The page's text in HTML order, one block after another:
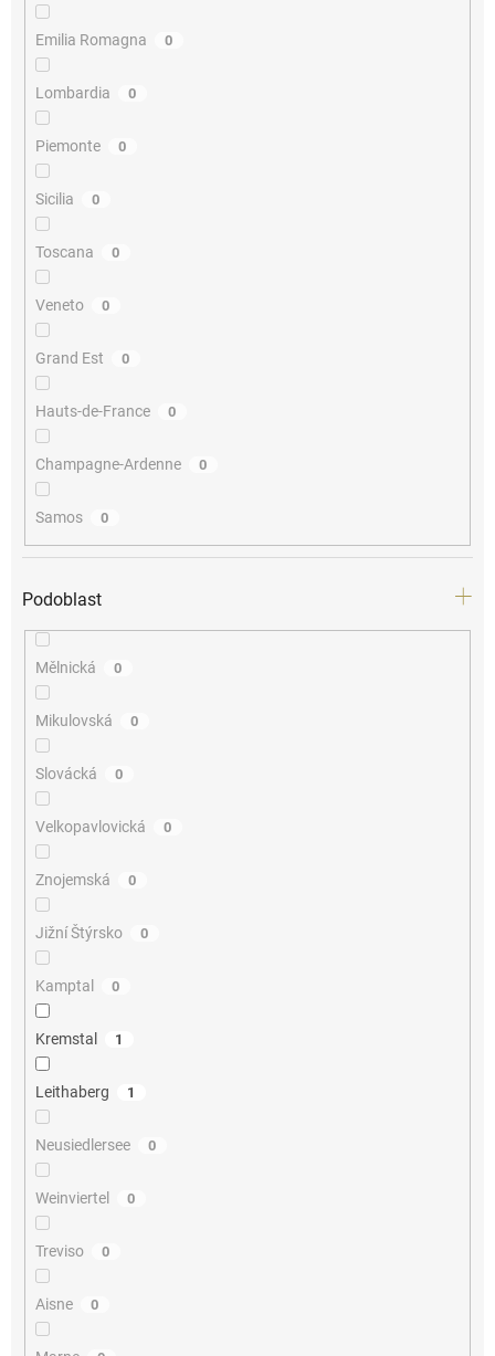
Emilia Romagna 0
Lombardia 0
Piemonte 0
Sicilia 0
Toscana 0
Veneto 0
Grand Est 0
Hauts-de-France 0
Champagne-Ardenne 0
Samos 0
Podoblast
Mělnická 0
Mikulovská 0
Slovácká 0
Velkopavlovická 0
Znojemská 0
Jižní Štýrsko 0
Kamptal 0
Kremstal 1
Leithaberg 1
Neusiedlersee 0
Weinviertel 0
Treviso 0
Aisne 0